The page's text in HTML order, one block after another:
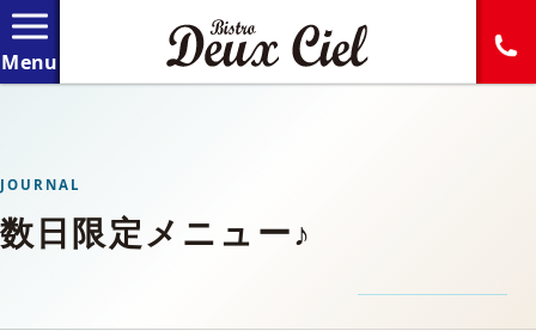
JOURNAL
数日限定メニュー♪